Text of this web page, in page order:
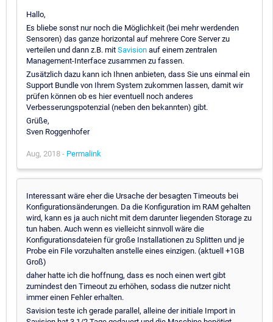
Hallo,
Es bliebe sonst nur noch die Möglichkeit (bei mehr werdenden
Sensoren) das ganze horizontal auf mehrere Core Server zu
verteilen und dann z.B. mit Savision auf einem zentralen
Management-Interface zusammen zu fassen.
Zusätzlich dazu kann ich Ihnen anbieten, dass Sie uns einmal ein
Support Bundle von Ihrem System zukommen lassen, damit wir
prüfen können ob es hier eventuell noch anderes
Verbesserungspotenzial (neben den bekannten) gibt.
Grüße,
Sven Roggenhofer
Aug, 2018 - Permalink
Interessant wäre eher die Ursache der besagten Timeouts bei
Konfigurationsänderungen. Da die Konfiguration im RAM gehalten
wird, kann es ja auch nicht mit dem darunter liegenden Storage zu
tun haben. Auch wenn es vielleicht sinnvoll wäre die
Konfigurationsdateien für große Installationen zu Splitten und je
Probe ein File vorzuhalten anstelle eines einzigen. (aktuell +1GB
Groß)
daher hatte ich die hoffnung, dass es noch einen wert gibt
zumindest den Timeout zu erhöhen, sodass die nutzer nicht
immer einen Fehler erhalten.
Savision teste ich gerade parallel, alleine der initiale Import in